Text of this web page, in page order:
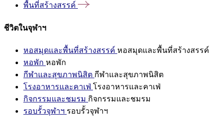
พื้นที่สร้างสรรค์
ชีวิตในจุฬาฯ
หอสมุดและพื้นที่สร้างสรรค์ หอสมุดและพื้นที่สร้างสรรค์
หอพัก หอพัก
กีฬาและสุขภาพนิสิต กีฬาและสุขภาพนิสิต
โรงอาหารและคาเฟ่ โรงอาหารและคาเฟ่
กิจกรรมและชมรม กิจกรรมและชมรม
รอบรั้วจุฬาฯ รอบรั้วจุฬาฯ